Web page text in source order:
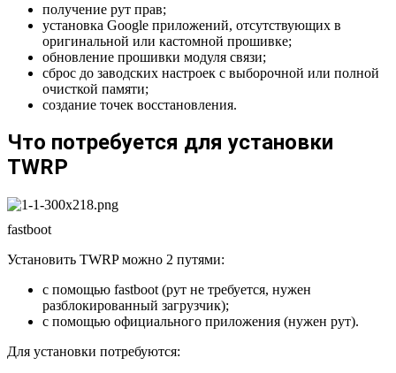
получение рут прав;
установка Google приложений, отсутствующих в
оригинальной или кастомной прошивке;
обновление прошивки модуля связи;
сброс до заводских настроек с выборочной или полной
очисткой памяти;
создание точек восстановления.
Что потребуется для установки
TWRP
fastboot
Установить TWRP можно 2 путями:
с помощью fastboot (рут не требуется, нужен
разблокированный загрузчик);
с помощью официального приложения (нужен рут).
Для установки потребуются: